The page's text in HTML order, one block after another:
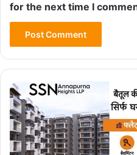
for the next time I